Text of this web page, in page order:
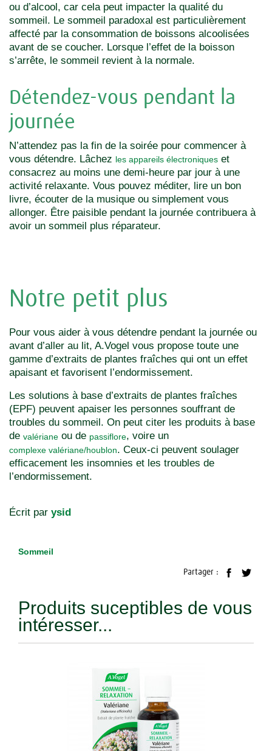
ou d’alcool, car cela peut impacter la qualité du
sommeil. Le sommeil paradoxal est particulièrement
affecté par la consommation de boissons alcoolisées
avant de se coucher. Lorsque l’effet de la boisson
s’arrête, le sommeil revient à la normale.
Détendez-vous pendant la
journée
N’attendez pas la fin de la soirée pour commencer à
vous détendre. Lâchez les appareils électroniques et
consacrez au moins une demi-heure par jour à une
activité relaxante. Vous pouvez méditer, lire un bon
livre, écouter de la musique ou simplement vous
allonger. Être paisible pendant la journée contribuera à
avoir un sommeil plus réparateur.
Notre petit plus
Pour vous aider à vous détendre pendant la journée ou
avant d’aller au lit, A.Vogel vous propose toute une
gamme d’extraits de plantes fraîches qui ont un effet
apaisant et favorisent l’endormissement.
Les solutions à base d’extraits de plantes fraîches
(EPF) peuvent apaiser les personnes souffrant de
troubles du sommeil. On peut citer les produits à base
de valériane ou de passiflore, voire un
complexe valériane/houblon. Ceux-ci peuvent soulager
efficacement les insomnies et les troubles de
l’endormissement.
Écrit par ysid
Sommeil
Partager :
Produits suceptibles de vous
intéresser...